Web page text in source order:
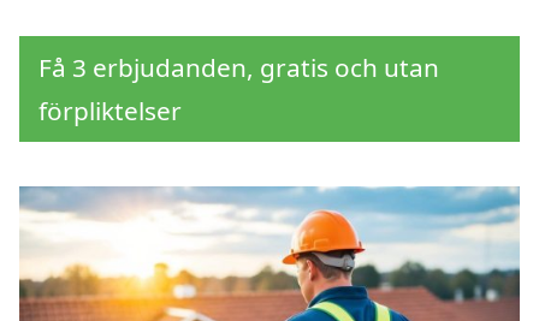
Få 3 erbjudanden, gratis och utan
förpliktelser